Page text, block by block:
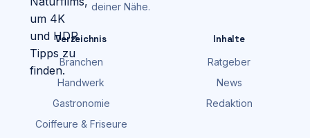
deiner Nähe.
Verzeichnis
Branchen
Handwerk
Gastronomie
Coiffeure & Friseure
Inhalte
Ratgeber
News
Redaktion